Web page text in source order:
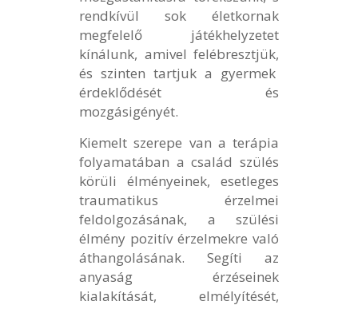
rendkívül sok életkornak
megfelelő játékhelyzetet
kínálunk, amivel felébresztjük,
és szinten tartjuk a gyermek
érdeklődését és
mozgásigényét.
Kiemelt szerepe van a terápia
folyamatában a család szülés
körüli élményeinek, esetleges
traumatikus érzelmei
feldolgozásának, a szülési
élmény pozitív érzelmekre való
áthangolásának. Segíti az
anyaság érzéseinek
kialakítását, elmélyítését,